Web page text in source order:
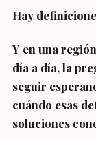
Hay
Y en una
día a día, la
seguir
cuándo esas
soluciones